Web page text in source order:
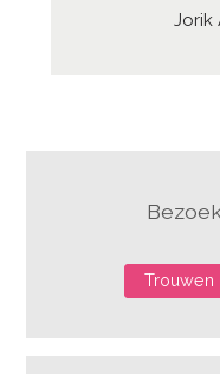
Jorik
Trouwen